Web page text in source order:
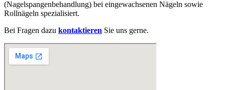
(Nagelspangenbehandlung) bei eingewachsenen Nägeln sowie
Rollnägeln spezialisiert.
Bei Fragen dazu kontaktieren Sie uns gerne.